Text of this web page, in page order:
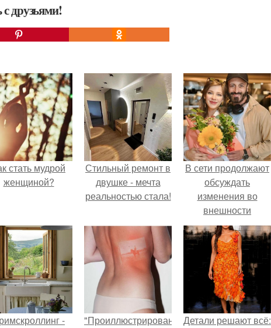
друзьями!
стать мудрой
женщиной?
Стильный ремонт в
двушке - мечта
реальностью стала!
В сети продолжают
обсуждать
изменения во
внешности
актрисы.
-
"ПроиллюстрированныеДетали решают всё: